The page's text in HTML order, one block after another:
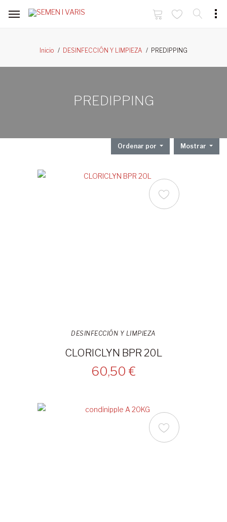
Inicio DESINFECCIÓN Y LIMPIEZA PREDIPPING
PREDIPPING
Ordenar por Mostrar
DESINFECCIÓN Y LIMPIEZA
CLORICLYN BPR 20L
60,50 €